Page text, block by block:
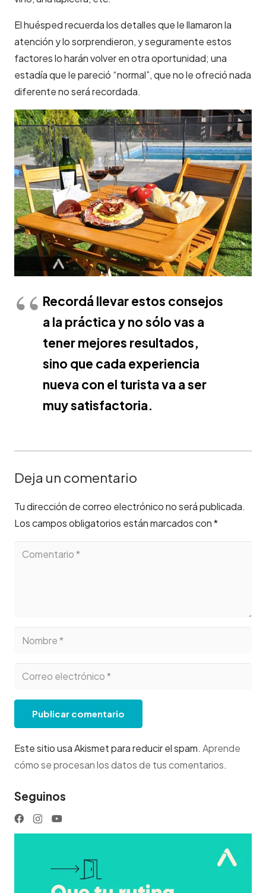
El huésped recuerda los detalles que le llamaron la
atención y lo sorprendieron, y seguramente estos
factores lo harán volver en otra oportunidad; una
estadía que le pareció “normal”, que no le ofreció nada
diferente no será recordada.
Recordá llevar estos consejos
a la práctica y no sólo vas a
tener mejores resultados,
sino que cada experiencia
nueva con el turista va a ser
muy satisfactoria.
Deja un comentario
Tu dirección de correo electrónico no será publicada.
Los campos obligatorios están marcados con*
Publicar comentario
Este sitio usa Akismet para reducir el spam. Aprende
cómo se procesan los datos de tus comentarios.
Seguinos